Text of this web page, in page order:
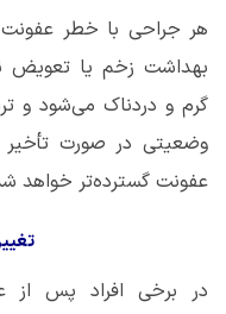
هر جراحی با خطر
بهداشت زخم یا تعویض
گرم و دردناک می‌شود و
وضعیتی در صورت
عفونت گسترده‌تر خواهد
در برخی افراد پس